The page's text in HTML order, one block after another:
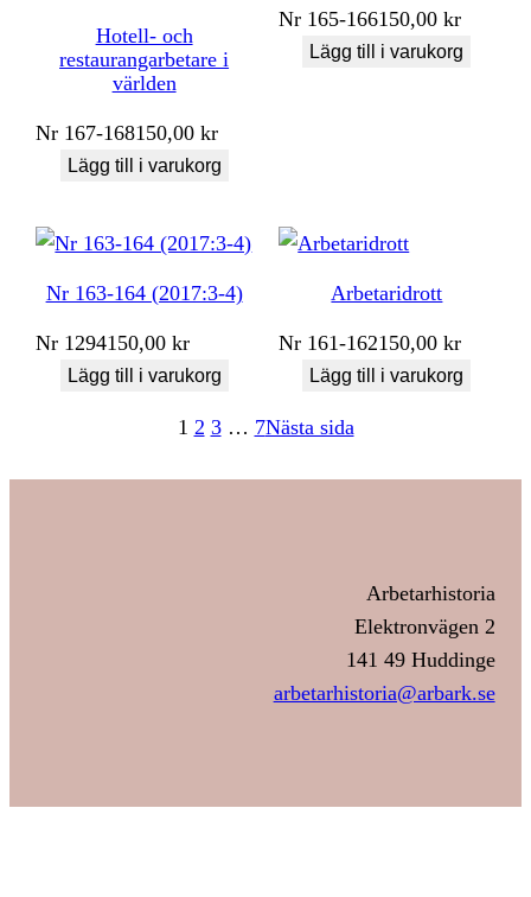
Hotell- och
restaurangarbetare i
världen
Nr 167-168150,00kr
Lägg till i varukorg
Nr 165-166150,00kr
Lägg till i varukorg
Nr 163-164 (2017:3-4)
Nr 1294150,00kr
Lägg till i varukorg
Arbetaridrott
Nr 161-162150,00kr
Lägg till i varukorg
1 2 3 … 7Nästa sida
Arbetarhistoria
Elektronvägen 2
141 49 Huddinge
arbetarhistoria@arbark.se